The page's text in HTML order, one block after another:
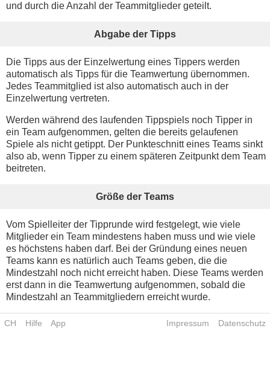
und durch die Anzahl der Teammitglieder geteilt.
Abgabe der Tipps
Die Tipps aus der Einzelwertung eines Tippers werden
automatisch als Tipps für die Teamwertung übernommen.
Jedes Teammitglied ist also automatisch auch in der
Einzelwertung vertreten.
Werden während des laufenden Tippspiels noch Tipper in
ein Team aufgenommen, gelten die bereits gelaufenen
Spiele als nicht getippt. Der Punkteschnitt eines Teams sinkt
also ab, wenn Tipper zu einem späteren Zeitpunkt dem Team
beitreten.
Größe der Teams
Vom Spielleiter der Tipprunde wird festgelegt, wie viele
Mitglieder ein Team mindestens haben muss und wie viele
es höchstens haben darf. Bei der Gründung eines neuen
Teams kann es natürlich auch Teams geben, die die
Mindestzahl noch nicht erreicht haben. Diese Teams werden
erst dann in die Teamwertung aufgenommen, sobald die
Mindestzahl an Teammitgliedern erreicht wurde.
CH Hilfe App Impressum Datenschutz